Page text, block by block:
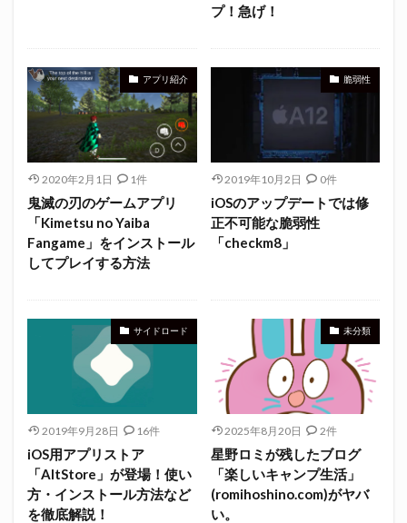
プ！急げ！
アプリ紹介
2020年2月1日 1件
鬼滅の刃のゲームアプリ
「Kimetsu no Yaiba
Fangame」をインストール
してプレイする方法
脆弱性
2019年10月2日 0件
iOSのアップデートでは修
正不可能な脆弱性
「checkm8」
サイドロード
2019年9月28日 16件
iOS用アプリストア
「AltStore」が登場！使い
方・インストール方法など
を徹底解説！
未分類
2025年8月20日 2件
星野ロミが残したブログ
「楽しいキャンプ生活」
(romihoshino.com)がヤバ
い。